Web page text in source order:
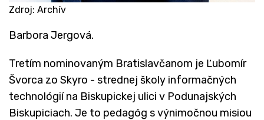
Zdroj: Archív
​Barbora Jergová.
Tretím nominovaným Bratislavčanom je Ľubomír
Švorca zo Skyro - strednej školy informačných
technológií na Biskupickej ulici v Podunajských
Biskupiciach. Je to pedagóg s výnimočnou misiou